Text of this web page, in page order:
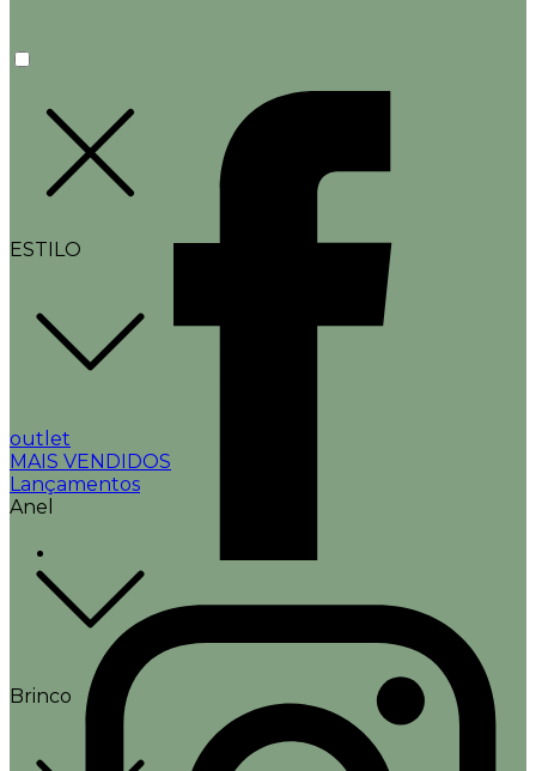
ESTILO
outlet
MAIS VENDIDOS
Lançamentos
Anel
Brinco